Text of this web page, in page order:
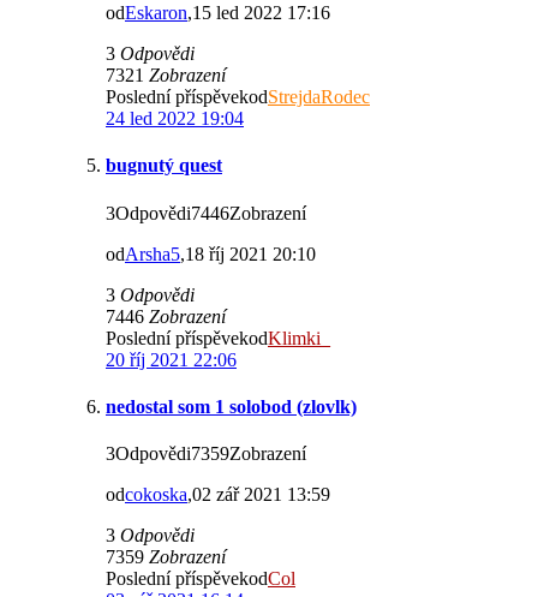
odEskaron,15 led 2022 17:16
3 Odpovědi
7321 Zobrazení
Poslední příspěvekodStrejdaRodec
24 led 2022 19:04
bugnutý quest
3Odpovědi7446Zobrazení
odArsha5,18 říj 2021 20:10
3 Odpovědi
7446 Zobrazení
Poslední příspěvekodKlimki_
20 říj 2021 22:06
nedostal som 1 solobod (zlovlk)
3Odpovědi7359Zobrazení
odcokoska,02 zář 2021 13:59
3 Odpovědi
7359 Zobrazení
Poslední příspěvekodCol